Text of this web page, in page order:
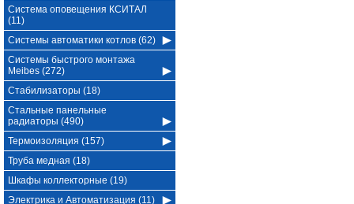
Система оповещения КСИТАЛ
(11)
Системы автоматики котлов (62)
Системы быстрого монтажа
Meibes (272)
Стабилизаторы (18)
Стальные панельные
радиаторы (490)
Термоизоляция (157)
Труба медная (18)
Шкафы коллекторные (19)
Электрика и Автоматизация (11)